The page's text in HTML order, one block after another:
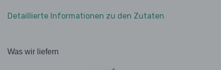
Detaillierte Informationen zu den Zutaten
Was wir liefern